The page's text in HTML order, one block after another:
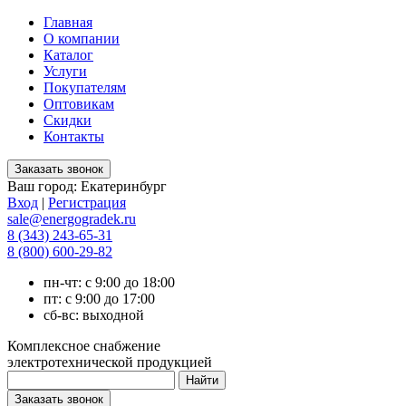
Главная
О компании
Каталог
Услуги
Покупателям
Оптовикам
Скидки
Контакты
Ваш город: Екатеринбург
Вход | Регистрация
sale@energogradek.ru
8 (343) 243-65-31
8 (800) 600-29-82
пн-чт: с 9:00 до 18:00
пт: с 9:00 до 17:00
сб-вс: выходной
Комплексное снабжение
электротехнической продукцией